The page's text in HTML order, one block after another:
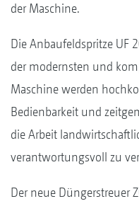
der Maschine.
Die Anbaufeldspritze UF
der modernsten und
Maschine werden
Bedienbarkeit und
die Arbeit
verantwortungsvoll zu
Der neue Düngerstreuer